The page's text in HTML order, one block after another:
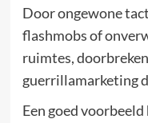
Door ongewone
flashmobs of
ruimtes,
guerrillamarketing
Een goed